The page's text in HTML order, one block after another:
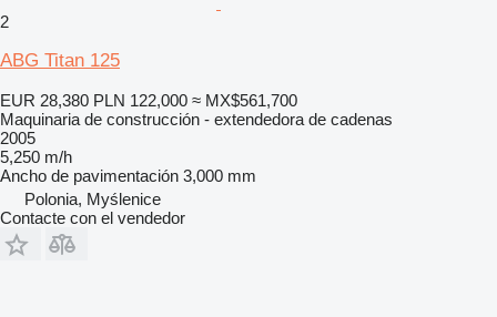
2
ABG Titan 125
EUR 28,380 PLN 122,000 ≈ MX$561,700
Maquinaria de construcción - extendedora de cadenas
2005
5,250 m/h
Ancho de pavimentación 3,000 mm
Polonia, Myślenice
Contacte con el vendedor